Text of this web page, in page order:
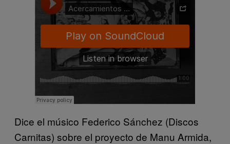
Dice el músico Federico Sánchez (Discos
Carnitas) sobre el proyecto de Manu Armida,